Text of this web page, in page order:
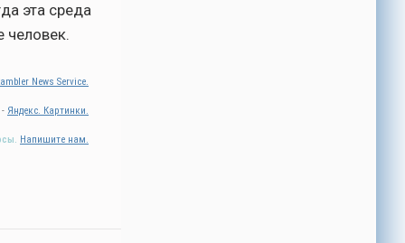
эта среда
человек.
News Service.
Яндекс. Картинки.
Напишите нам.